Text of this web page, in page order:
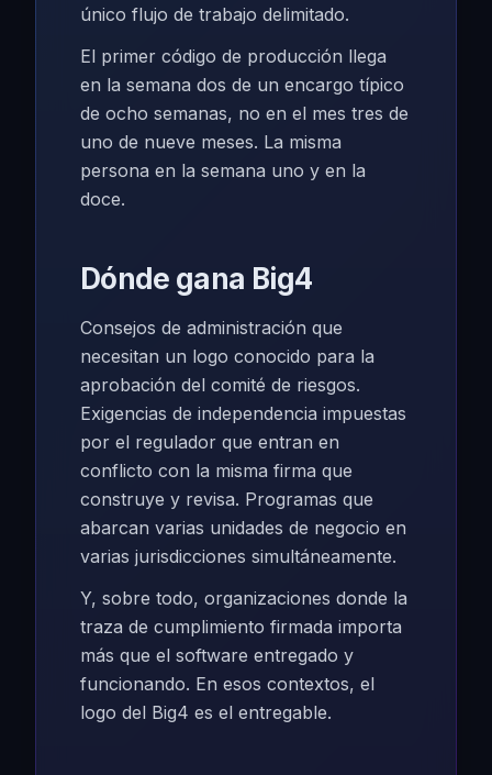
único flujo de trabajo delimitado.
El primer código de producción llega
en la semana dos de un encargo típico
de ocho semanas, no en el mes tres de
uno de nueve meses. La misma
persona en la semana uno y en la
doce.
Dónde gana Big4
Consejos de administración que
necesitan un logo conocido para la
aprobación del comité de riesgos.
Exigencias de independencia impuestas
por el regulador que entran en
conflicto con la misma firma que
construye y revisa. Programas que
abarcan varias unidades de negocio en
varias jurisdicciones simultáneamente.
Y, sobre todo, organizaciones donde la
traza de cumplimiento firmada importa
más que el software entregado y
funcionando. En esos contextos, el
logo del Big4 es el entregable.